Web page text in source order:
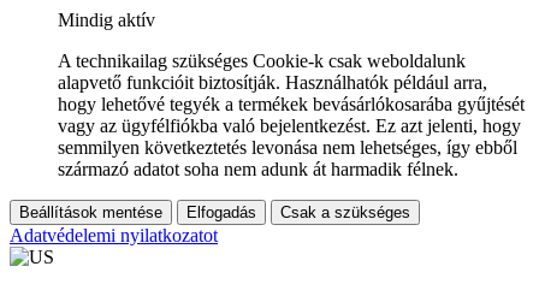
Mindig aktív
A technikailag szükséges Cookie-k csak weboldalunk
alapvető funkcióit biztosítják. Használhatók például arra,
hogy lehetővé tegyék a termékek bevásárlókosarába gyűjtését
vagy az ügyfélfiókba való bejelentkezést. Ez azt jelenti, hogy
semmilyen következtetés levonása nem lehetséges, így ebből
származó adatot soha nem adunk át harmadik félnek.
Beállítások mentése Elfogadás Csak a szükséges
Adatvédelemi nyilatkozatot